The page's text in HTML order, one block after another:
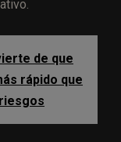
de que
rápido que